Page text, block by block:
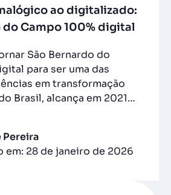
ao digitalizado:
do Campo 100% digital
São Bernardo do
para ser uma das
em transformação
Brasil, alcança em 2021…
Pereira
em: 28 de janeiro de 2026